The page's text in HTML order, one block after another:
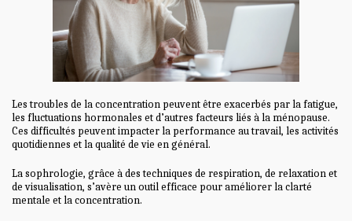
Les troubles de la concentration peuvent être exacerbés par la fatigue,
les fluctuations hormonales et d’autres facteurs liés à la ménopause.
Ces difficultés peuvent impacter la performance au travail, les activités
quotidiennes et la qualité de vie en général.
La sophrologie, grâce à des techniques de respiration, de relaxation et
de visualisation, s’avère un outil efficace pour améliorer la clarté
mentale et la concentration.